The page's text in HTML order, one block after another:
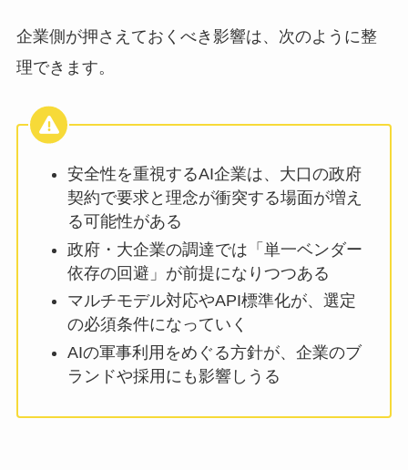
企業側が押さえておくべき影響は、次のように整
理できます。
安全性を重視するAI企業は、大口の政府
契約で要求と理念が衝突する場面が増え
る可能性がある
政府・大企業の調達では「単一ベンダー
依存の回避」が前提になりつつある
マルチモデル対応やAPI標準化が、選定
の必須条件になっていく
AIの軍事利用をめぐる方針が、企業のブ
ランドや採用にも影響しうる